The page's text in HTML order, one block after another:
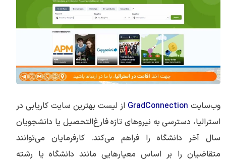
وب‌سایت GradConnection از لیست بهترین سایت کاریابی در
استرالیا، دسترسی به نیروهای تازه فارغ‌التحصیل یا دانشجویان
سال آخر دانشگاه را فراهم می‌کند. کارفرمایان می‌توانند
متقاضیان را بر اساس معیارهایی مانند دانشگاه یا رشته